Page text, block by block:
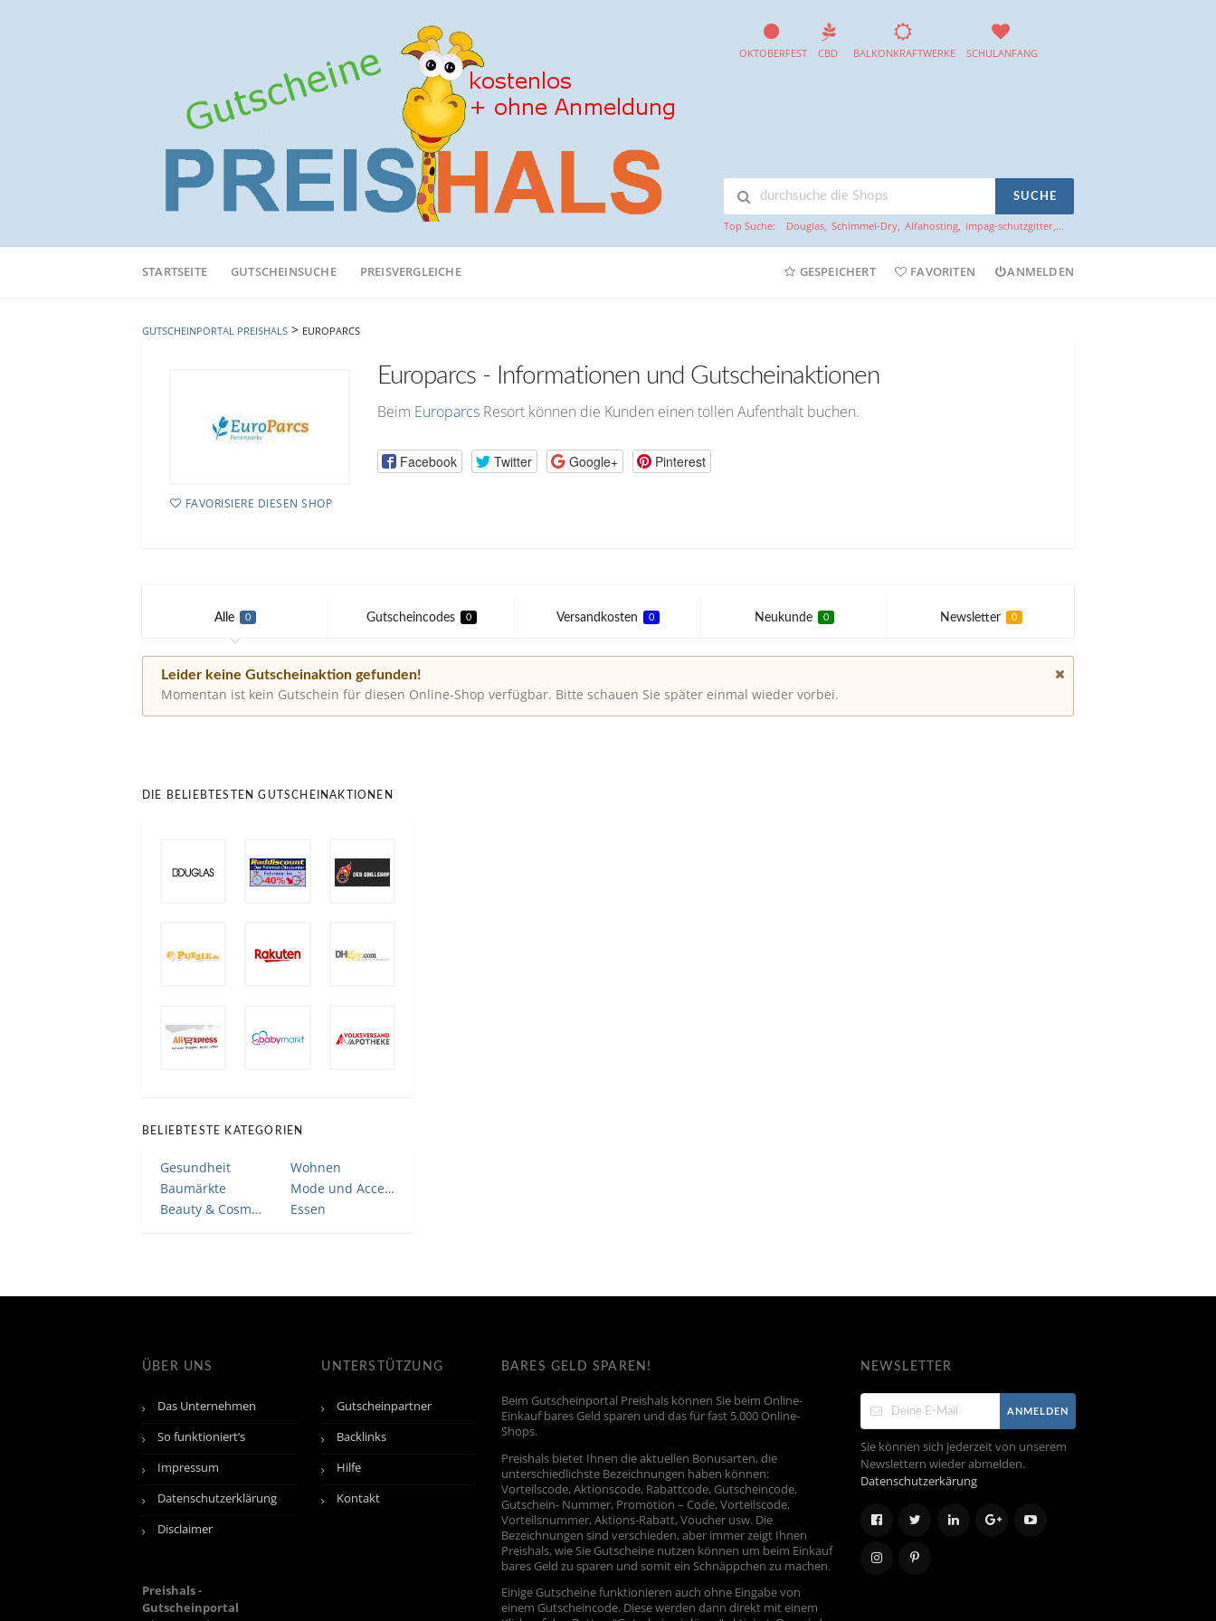
OKTOBERFEST CBD BALKONKRAFTWERKE SCHULANFANG
SUCHE
Top Suche: Douglas, Schimmel-Dry, Alfahosting, impag-schutzgitter,...
Online-
STARTSEITE GUTSCHEINSUCHE PREISVERGLEICHE GESPEICHERT FAVORITEN ANMELDEN
GUTSCHEINPORTAL PREISHALS > EUROPARCS
FAVORISIERE DIESEN SHOP
Europarcs - Informationen und Gutscheinaktionen
Beim Europarcs Resort können die Kunden einen tollen Aufenthalt buchen.
Facebook Twitter Google+ Pinterest
Alle 0 Gutscheincodes 0 Versandkosten 0 Neukunde 0 Newsletter 0
Leider keine Gutscheinaktion gefunden!
Momentan ist kein Gutschein für diesen Online-Shop verfügbar. Bitte schauen Sie später einmal wieder vorbei.
DIE BELIEBTESTEN GUTSCHEINAKTIONEN
BELIEBTESTE KATEGORIEN
Gesundheit
Wohnen
Baumärkte
Mode und Accessoires
Beauty & Cosmetic
Essen
ÜBER UNS
Das Unternehmen
So funktioniert’s
Impressum
Datenschutzerklärung
Disclaimer
Preishals -
Gutscheinportal
UNTERSTÜTZUNG
Gutscheinpartner
Backlinks
Hilfe
Kontakt
BARES GELD SPAREN!
Beim Gutscheinportal Preishals können Sie beim Online-
Einkauf bares Geld sparen und das für fast 5.000 Online-
Shops.
Preishals bietet Ihnen die aktuellen Bonusarten, die
unterschiedlichste Bezeichnungen haben können:
Vorteilscode, Aktionscode, Rabattcode, Gutscheincode,
Gutschein- Nummer, Promotion – Code, Vorteilscode,
Vorteilsnummer, Aktions-Rabatt, Voucher usw. Die
Bezeichnungen sind verschieden, aber immer zeigt Ihnen
Preishals, wie Sie Gutscheine nutzen können um beim Einkauf
bares Geld zu sparen und somit ein Schnäppchen zu machen.
Einige Gutscheine funktionieren auch ohne Eingabe von
einem Gutscheincode. Diese werden dann direkt mit einem
NEWSLETTER
ANMELDEN
Sie können sich jederzeit von unserem
Newslettern wieder abmelden.
Datenschutzerkärung